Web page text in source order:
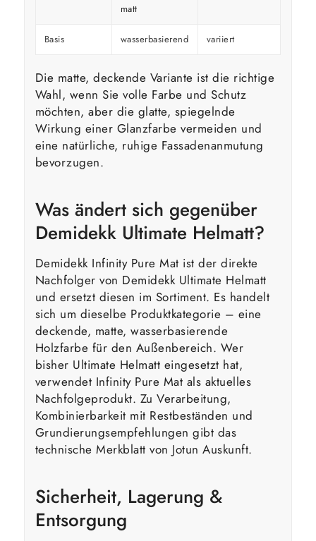
matt
Basis wasserbasierend variiert
Die matte, deckende Variante ist die richtige
Wahl, wenn Sie volle Farbe und Schutz
möchten, aber die glatte, spiegelnde
Wirkung einer Glanzfarbe vermeiden und
eine natürliche, ruhige Fassadenanmutung
bevorzugen.
Was ändert sich gegenüber
Demidekk Ultimate Helmatt?
Demidekk Infinity Pure Mat ist der direkte
Nachfolger von Demidekk Ultimate Helmatt
und ersetzt diesen im Sortiment. Es handelt
sich um dieselbe Produktkategorie – eine
deckende, matte, wasserbasierende
Holzfarbe für den Außenbereich. Wer
bisher Ultimate Helmatt eingesetzt hat,
verwendet Infinity Pure Mat als aktuelles
Nachfolgeprodukt. Zu Verarbeitung,
Kombinierbarkeit mit Restbeständen und
Grundierungsempfehlungen gibt das
technische Merkblatt von Jotun Auskunft.
Sicherheit, Lagerung &
Entsorgung